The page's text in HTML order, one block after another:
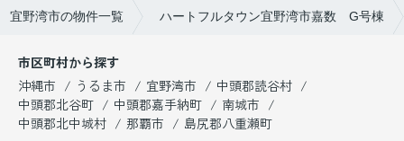
宜野湾市の物件一覧 ハートフルタウン宜野湾市嘉数 G号棟
市区町村から探す
沖縄市
うるま市 宜野湾市
中頭郡読谷村
中頭郡北谷町
中頭郡嘉手納町
南城市
中頭郡北中城村
那覇市
島尻郡八重瀬町